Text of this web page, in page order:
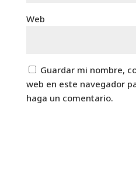
Web
Guardar mi nombre,
web en este navegador
haga un comentario.